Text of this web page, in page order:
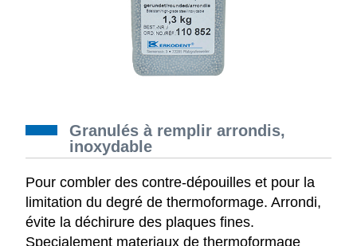
Granulés à remplir arrondis,
inoxydable
Pour combler des contre-dépouilles et pour la
limitation du degré de thermoformage. Arrondi,
évite la déchirure des plaques fines.
Specialement materiaux de thermoformage